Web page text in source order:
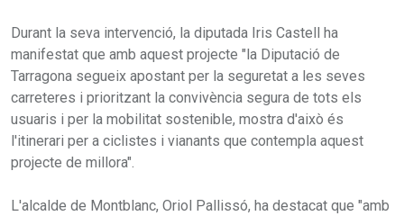
Durant la seva intervenció, la diputada Iris Castell ha
manifestat que amb aquest projecte "la Diputació de
Tarragona segueix apostant per la seguretat a les seves
carreteres i prioritzant la convivència segura de tots els
usuaris i per la mobilitat sostenible, mostra d'això és
l'itinerari per a ciclistes i vianants que contempla aquest
projecte de millora".
L'alcalde de Montblanc, Oriol Pallissó, ha destacat que "amb